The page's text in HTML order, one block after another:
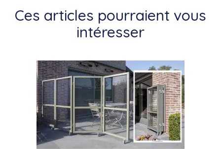
Ces articles pourraient vous
intéresser